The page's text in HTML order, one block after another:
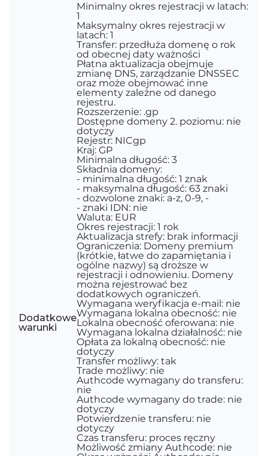
Dodatkowe
warunki
Minimalny okres rejestracji w latach:
1
Maksymalny okres rejestracji w
latach: 1
Transfer: przedłuża domenę o rok
od obecnej daty ważności
Płatna aktualizacja obejmuje
zmianę DNS, zarządzanie DNSSEC
oraz może obejmować inne
elementy zależne od danego
rejestru.
Rozszerzenie: .gp
Dostępne domeny 2. poziomu: nie
dotyczy
Rejestr: NICgp
Kraj: GP
Minimalna długość: 3
Składnia domeny:
- minimalna długość: 1 znak
- maksymalna długość: 63 znaki
- dozwolone znaki: a-z, 0-9, -
- znaki IDN: nie
Waluta: EUR
Okres rejestracji: 1 rok
Aktualizacja strefy: brak informacji
Ograniczenia: Domeny premium
(krótkie, łatwe do zapamiętania i
ogólne nazwy) są droższe w
rejestracji i odnowieniu. Domeny
można rejestrować bez
dodatkowych ograniczeń.
Wymagana weryfikacja e-mail: nie
Wymagana lokalna obecność: nie
Lokalna obecność oferowana: nie
Wymagana lokalna działalność: nie
Opłata za lokalną obecność: nie
dotyczy
Transfer możliwy: tak
Trade możliwy: nie
Authcode wymagany do transferu:
nie
Authcode wymagany do trade: nie
dotyczy
Potwierdzenie transferu: nie
dotyczy
Czas transferu: proces ręczny
Możliwość zmiany Authcode: nie